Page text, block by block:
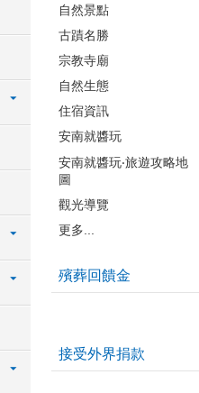
自然景點
古蹟名勝
宗教寺廟
自然生態
住宿資訊
安南就醬玩
安南就醬玩‧旅遊攻略地
圖
觀光導覽
更多...
殯葬回饋金
接受外界捐款